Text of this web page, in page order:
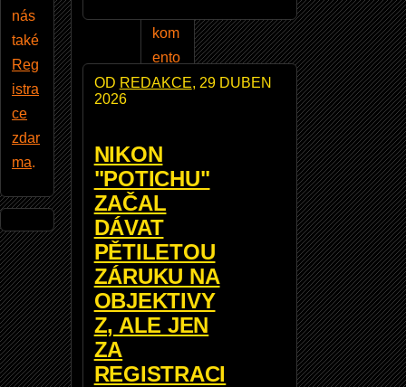
nás
také
Reg
istra
ce
zdar
ma.
OD REDAKCE, 29 DUBEN
2026
NIKON
"POTICHU"
ZAČAL
DÁVAT
PĚTILETOU
ZÁRUKU NA
OBJEKTIVY
Z, ALE JEN
ZA
REGISTRACI
kom
ento
vat
e, a
mno
ích
výh
od.
Vyu
toho